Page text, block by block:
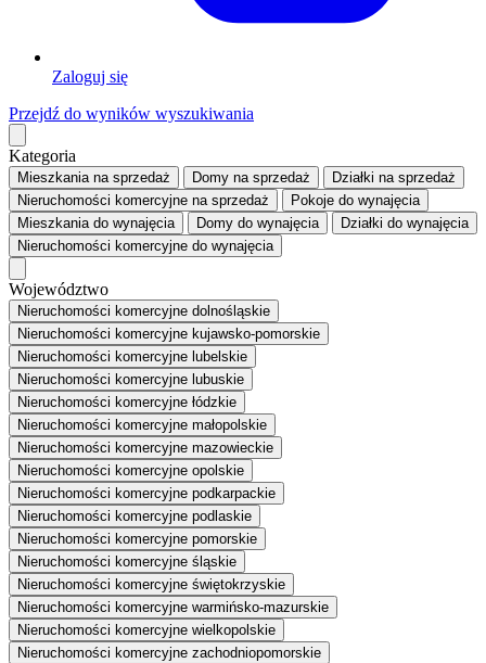
Zaloguj się
Przejdź do wyników wyszukiwania
Kategoria
Mieszkaniana sprzedaż Domy na sprzedaż Działki na sprzedaż
Nieruchomości komercyjne na sprzedaż Pokoje do wynajęcia
Mieszkaniado wynajęcia Domy do wynajęcia Działki do wynajęcia
Nieruchomości komercyjne do wynajęcia
Województwo
Nieruchomości komercyjne dolnośląskie
Nieruchomości komercyjne kujawsko-pomorskie
Nieruchomości komercyjne lubelskie
Nieruchomości komercyjne lubuskie
Nieruchomości komercyjne łódzkie
Nieruchomości komercyjne małopolskie
Nieruchomości komercyjne mazowieckie
Nieruchomości komercyjne opolskie
Nieruchomości komercyjne podkarpackie
Nieruchomości komercyjne podlaskie
Nieruchomości komercyjne pomorskie
Nieruchomości komercyjne śląskie
Nieruchomości komercyjne świętokrzyskie
Nieruchomości komercyjne warmińsko-mazurskie
Nieruchomości komercyjne wielkopolskie
Nieruchomości komercyjne zachodniopomorskie